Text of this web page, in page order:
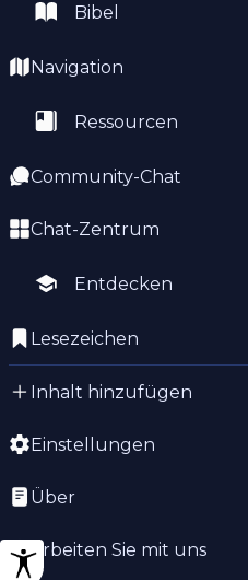
Bibel
Navigation
Ressourcen
Community-Chat
Chat-Zentrum
Entdecken
Lesezeichen
Inhalt hinzufügen
Einstellungen
Über
Arbeiten Sie mit uns